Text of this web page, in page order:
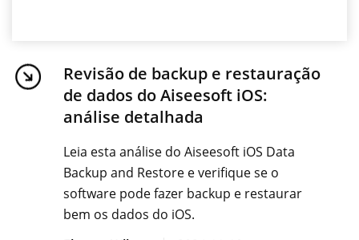
Revisão de backup e restauração
de dados do Aiseesoft iOS:
análise detalhada
Leia esta análise do Aiseesoft iOS Data
Backup and Restore e verifique se o
software pode fazer backup e restaurar
bem os dados do iOS.